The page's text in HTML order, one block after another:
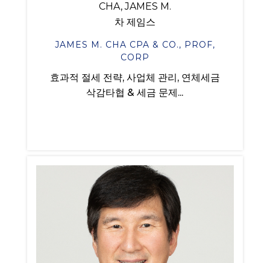
CHA, JAMES M.
차 제임스
JAMES M. CHA CPA & CO., PROF,
CORP
효과적 절세 전략, 사업체 관리, 연체세금
삭감타협 & 세금 문제...